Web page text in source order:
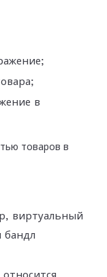
в
товаров в
виртуальный
бандл